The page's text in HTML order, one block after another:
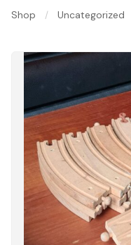
Shop / Uncategorized